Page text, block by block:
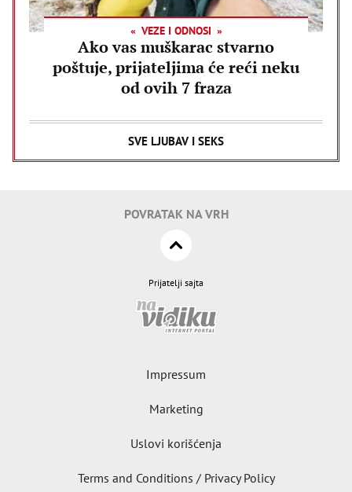
VEZE I ODNOSI
Ako vas muškarac stvarno
poštuje, prijateljima će reći neku
od ovih 7 fraza
SVE LJUBAV I SEKS
POVRATAK NA VRH
Prijatelji sajta
Impressum
Marketing
Uslovi korišćenja
Terms and Conditions / Privacy Policy